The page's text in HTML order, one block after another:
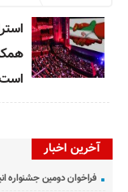
آخرین اخبار
فراخوان دومین جشنواره